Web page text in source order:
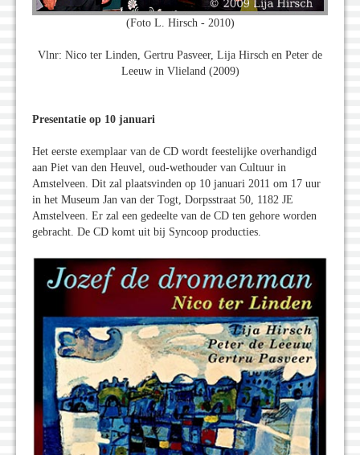
(Foto L. Hirsch - 2010)
Vlnr: Nico ter Linden, Gertru Pasveer, Lija Hirsch en Peter de
Leeuw in Vlieland (2009)
Presentatie op 10 januari
Het eerste exemplaar van de CD wordt feestelijke overhandigd
aan Piet van den Heuvel, oud-wethouder van Cultuur in
Amstelveen. Dit zal plaatsvinden op 10 januari 2011 om 17 uur
in het Museum Jan van der Togt, Dorpsstraat 50, 1182 JE
Amstelveen. Er zal een gedeelte van de CD ten gehore worden
gebracht. De CD komt uit bij Syncoop producties.